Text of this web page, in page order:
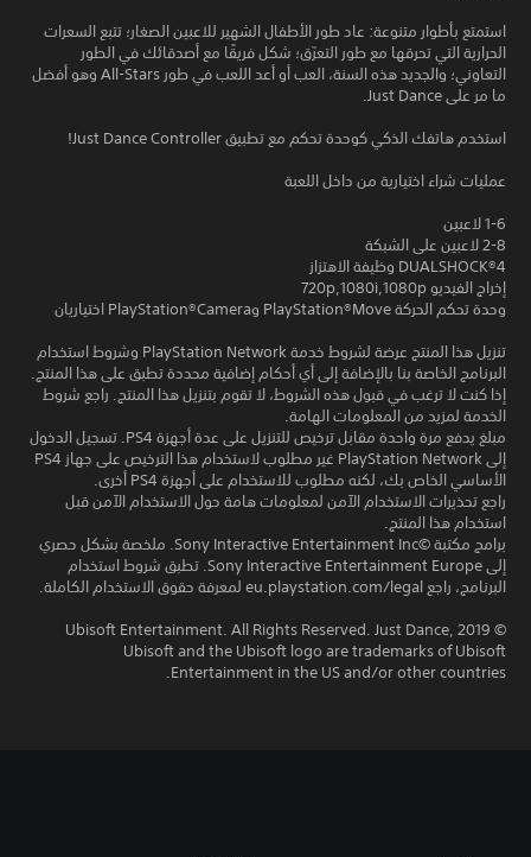
استمتع بأطوار متنوعة: عاد طور الأطفال الشهير للاعبين الصغار؛ تتبع السعرات
الحرارية التي تحرقها مع طور التعرّق؛ شكل فريقًا مع أصدقائك في الطور
التعاوني؛ والجديد هذه السنة، العب أو أعد اللعب في طور All-Stars وهو أفضل
ما مر على Just Dance.
استخدم هاتفك الذكي كوحدة تحكم مع تطبيق Just Dance Controller!
عمليات شراء اختيارية من داخل اللعبة
1-6 لاعبين
2-8 لاعبين على الشبكة
DUALSHOCK‎®4 وظيفة الاهتزاز
إخراج الفيديو 720p,1080i,1080p
وحدة تحكم الحركة PlayStation®Move وPlayStation®Camera اختياريان
تنزيل هذا المنتج عرضة لشروط خدمة PlayStation Network وشروط استخدام
البرنامج الخاصة بنا بالإضافة إلى أي أحكام إضافية محددة تطبق على هذا المنتج.
إذا كنت لا ترغب في قبول هذه الشروط، لا تقوم بتنزيل هذا المنتج. راجع شروط
الخدمة لمزيد من المعلومات الهامة.
مبلغ يدفع مرة واحدة مقابل ترخيص للتنزيل على عدة أجهزة PS4. تسجيل الدخول
إلى PlayStation Network غير مطلوب لاستخدام هذا الترخيص على جهاز PS4
الأساسي الخاص بك، لكنه مطلوب للاستخدام على أجهزة PS4 أخرى.
راجع تحذيرات الاستخدام الآمن لمعلومات هامة حول الاستخدام الآمن قبل
استخدام هذا المنتج.
برامج مكتبة ©Sony Interactive Entertainment Inc. ملخصة بشكل حصري
إلى Sony Interactive Entertainment Europe. تطبق شروط استخدام
البرنامج، راجع eu.playstation.com/legal لمعرفة حقوق الاستخدام الكاملة.
© 2019 Ubisoft Entertainment. All Rights Reserved. Just Dance,
Ubisoft and the Ubisoft logo are trademarks of Ubisoft
Entertainment in the US and/or other countries.